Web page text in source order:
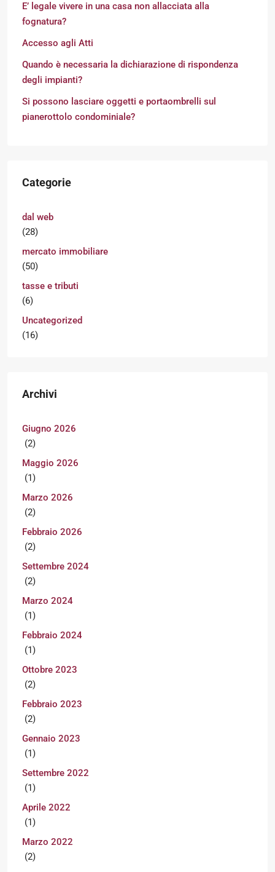
E’ legale vivere in una casa non allacciata alla
fognatura?
Accesso agli Atti
Quando è necessaria la dichiarazione di rispondenza
degli impianti?
Si possono lasciare oggetti e portaombrelli sul
pianerottolo condominiale?
Categorie
dal web
(28)
mercato immobiliare
(50)
tasse e tributi
(6)
Uncategorized
(16)
Archivi
Giugno 2026
(2)
Maggio 2026
(1)
Marzo 2026
(2)
Febbraio 2026
(2)
Settembre 2024
(2)
Marzo 2024
(1)
Febbraio 2024
(1)
Ottobre 2023
(2)
Febbraio 2023
(2)
Gennaio 2023
(1)
Settembre 2022
(1)
Aprile 2022
(1)
Marzo 2022
(2)